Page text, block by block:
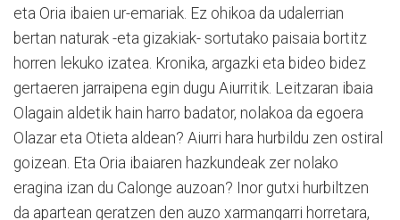
eta Oria ibaien ur-emariak. Ez ohikoa da udalerrian
bertan naturak -eta gizakiak- sortutako paisaia bortitz
horren lekuko izatea. Kronika, argazki eta bideo bidez
gertaeren jarraipena egin dugu Aiurritik. Leitzaran ibaia
Olagain aldetik hain harro badator, nolakoa da egoera
Olazar eta Otieta aldean? Aiurri hara hurbildu zen ostiral
goizean. Eta Oria ibaiaren hazkundeak zer nolako
eragina izan du Calonge auzoan? Inor gutxi hurbiltzen
da apartean geratzen den auzo xarmangarri horretara,